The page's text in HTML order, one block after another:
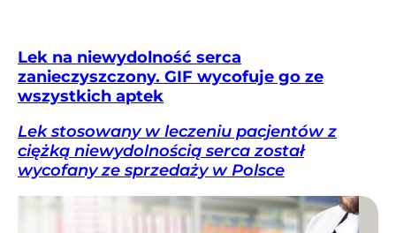
Lek na niewydolność serca
zanieczyszczony. GIF wycofuje go ze
wszystkich aptek
Lek stosowany w leczeniu pacjentów z
ciężką niewydolnością serca został
wycofany ze sprzedaży w Polsce